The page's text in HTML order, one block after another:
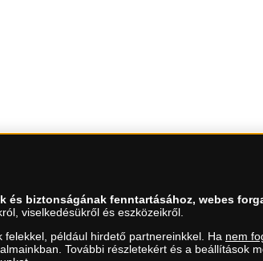
biztonságának fenntartásához, webes
viselkedésükről és eszközeikről.
például hirdető partnereinkkel. Ha nem
További részletekért és a beállítások